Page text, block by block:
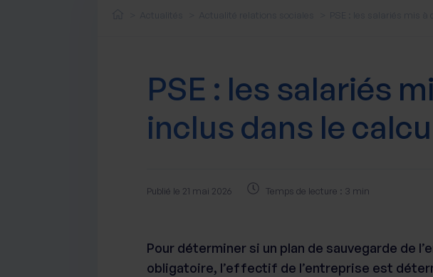
PSE : les salariés
inclus dans le
Publié le 21 mai 2026 Temps de lecture : 3 min
Pour déterminer si un plan de sauvegarde de
obligatoire, l’effectif de l’entreprise est